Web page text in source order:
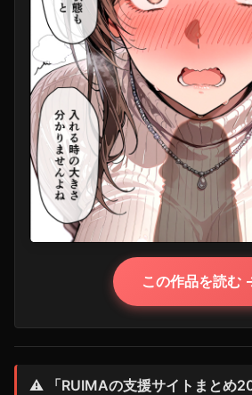
この作品を読む
⚠️ 「RUIMAの支援サイトまとめ